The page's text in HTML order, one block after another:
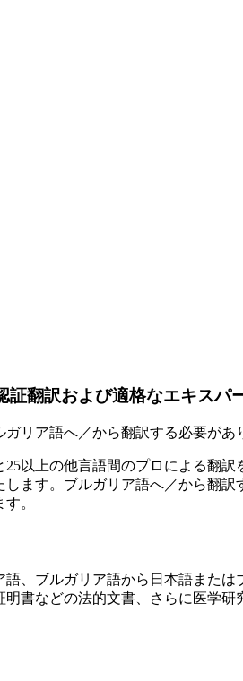
翻訳および適格なエキスパ
リア語へ／から翻訳する必要があ
以上の他言語間のプロによる翻
ます。ブルガリア語へ／から翻
。
、ブルガリア語から日本語また
書などの法的文書、さらに医学